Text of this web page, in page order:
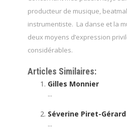
producteur de musique,
instrumentiste. La danse et la
deux moyens d’expression
considérables.
Articles Similaires:
Gilles Monnier
...
Séverine Piret-Gérard
...